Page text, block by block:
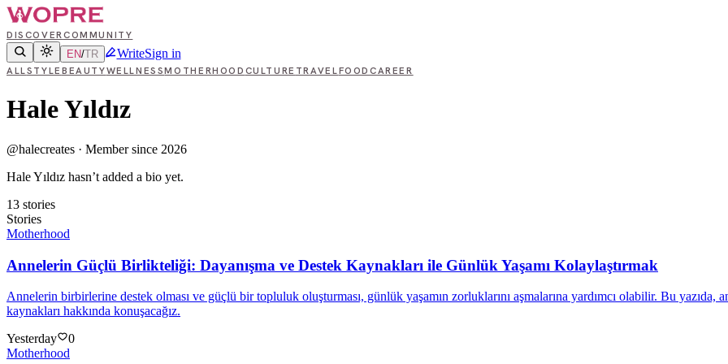
DISCOVERCOMMUNITY
EN/TR WriteSign in
ALLSTYLE BEAUTYWELLNESSMOTHERHOOD CULTURE TRAVELFOOD CAREER
Hale Yıldız
@halecreates · Member since 2026
Hale Yıldız hasn’t added a bio yet.
13 stories
Stories
Motherhood
Annelerin Güçlü Birlikteliği: Dayanışma ve Destek Kaynakları ile Günlük Yaşamı Kolaylaştırmak
Annelerin birbirlerine destek olması ve güçlü bir topluluk oluşturması, günlük yaşamın zorluklarını aşmalarına yardımcı olabilir. Bu yazıda,
kaynakları hakkında konuşacağız.
Yesterday
0
Motherhood